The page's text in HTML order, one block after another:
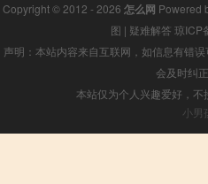
Copyright © 2012 - 2026 怎么网 Powered
图 | 疑难解答 琼ICP
声明：本站内容来自互联网，如信息有错
会及时纠
本站仅为个人兴趣爱好，
小男